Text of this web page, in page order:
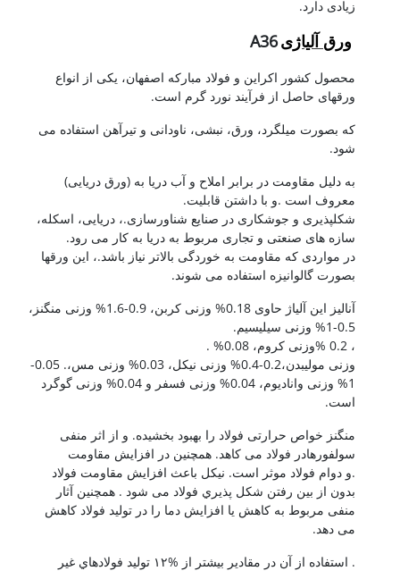
زیادی دارد.
ورق آلیاژیA36
محصول کشور اکراین و فولاد مبارکه اصفهان، یکی از انواع
ورقهای حاصل از فرآیند نورد گرم است.
که بصورت میلگرد، ورق، نبشی، ناودانی و تیرآهن استفاده می
شود.
به دلیل مقاومت در برابر املاح و آب دریا به (ورق دریایی)
معروف است .و با داشتن قابلیت.
شکلپذیری و جوشکاری در صنایع شناورسازی.، دریایی، اسکله،
سازه های صنعتی و تجاری مربوط به دریا به کار می رود.
در مواردی که مقاومت به خوردگی بالاتر نیاز باشد.، این ورقها
بصورت گالوانیزه استفاده می شوند.
آنالیز این آلیاژ حاوی 0.18% وزنی کربن، 0.9-1.6% وزنی منگنز،
0.5-1% وزنی سیلیسیم.
، 0.2 %وزنی کروم، 0.08% .
وزنی مولیبدن،0.2-0.4% وزنی نیکل، 0.03% وزنی مس،. 0.05-
1% وزنی وانادیوم، 0.04% وزنی فسفر و 0.04% وزنی گوگرد
است.
منگنز خواص حرارتی فولاد را بهبود بخشیده. و از اثر منفی
سولفورهادر فولاد می کاهد. همچنین در افزایش مقاومت
.و دوام فولاد موثر است. نیکل باعث افزایش مقاومت فولاد
بدون از بین رفتن شکل پذیري فولاد می شود . همچنین آثار
منفی مربوط به کاهش یا افزایش دما را در تولید فولاد کاهش
می دهد.
. استفاده از آن در مقادیر بیشتر از %١٢ تولید فولادهاي غیر